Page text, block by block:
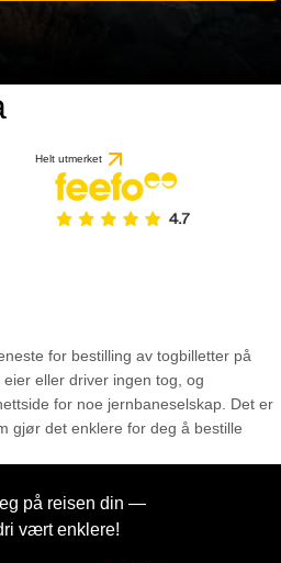
Helt utmerket
for bestilling av togbilletter på
eller driver ingen tog, og
for noe jernbaneselskap. Det er
gjør det enklere for deg å bestille
på reisen din —
vært enklere!